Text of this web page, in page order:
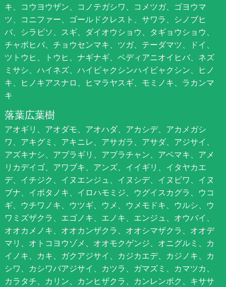
キ、コウヨウザン、コノテガシワ、コメツガ、ゴヨウマ
ツ、コニファー、ゴールドクレスト、サワラ、シノブヒ
バ、シラビソ、スギ、ダイオウショウ、タギョウショウ、
チャボヒバ、チョウセンマキ、ツガ、テーダマツ、ドイ、
ツトウヒ、トウヒ、ナギナギ、ペディアニオイヒバ、ネズ
ミサシ、ハイネズ、ハイビャクシンハイビャクシン、ヒノ
キ、ヒノキアスナロ、ヒマラヤスギ、モミノキ、ラカンマ
キ
落葉広葉樹
アオギリ、アオダモ、アオハダ、アカシデ、アカメガシ
ワ、アキグミ、アキニレ、アサガラ、アサダ、アジサイ、
アズキナシ、アブラギリ、アブラチャン、アベマキ、アメ
リカデイゴ、アワブキ、アンズ、イイギリ、イタヤカエ
デ、イチジク、イヌエンジュ、イヌシデ、イヌビワ、イヌ
ブナ、イボタノキ、イロハモミジ、ウグイスカグラ、ウコ
ギ、ウチワノキ、ウツギ、ウメ、ウメモドキ、ウルシ、ウ
ワミズザクラ、エゴノキ、エノキ、エンジュ、オウバイ、
オオカメノキ、オオカンザクラ、オオシマザクラ、オオデ
マリ、オトコヨウゾメ、オオモクゲンジ、オニグルミ、カ
イノキ、カキ、ガクアジサイ、カジカエデ、カジノキ、カ
シワ、カシワバアジサイ、カツラ、ガマズミ、カマツカ、
カラタチ、カリン、カンヒザクラ、カンレンボク、キササ